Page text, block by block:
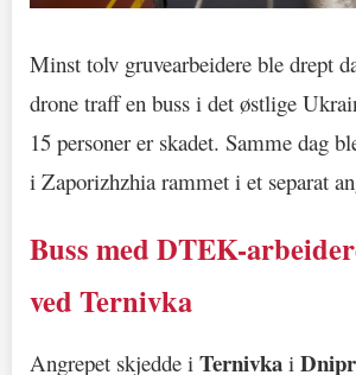
Minst tolv gruvearbeidere ble drept
drone traff en buss i det østlige
15 personer er skadet. Samme dag
i Zaporizhzhia rammet i et separat
Buss med DTEK-
ved Ternivka
Angrepet skjedde i Ternivka i